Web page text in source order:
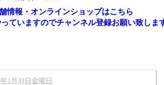
情報・オンラインショップはこちら
ていますのでチャンネル登録お願い致しま
1月31日金曜日